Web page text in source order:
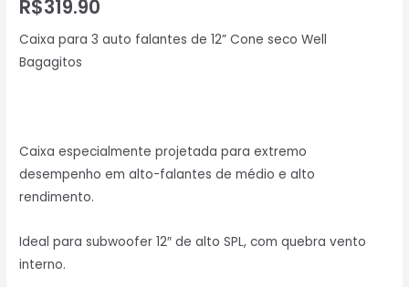
R$319.90
Caixa para 3 auto falantes de 12” Cone seco Well
Bagagitos
Caixa especialmente projetada para extremo
desempenho em alto-falantes de médio e alto
rendimento.
Ideal para subwoofer 12″ de alto SPL, com quebra vento
interno.